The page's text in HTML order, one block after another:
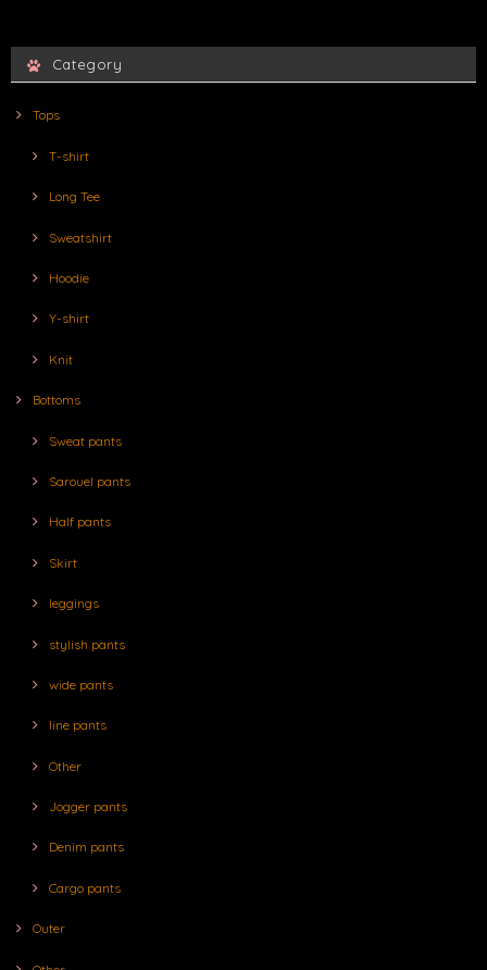
Category
Tops
T-shirt
Long Tee
Sweatshirt
Hoodie
Y-shirt
Knit
Bottoms
Sweat pants
Sarouel pants
Half pants
Skirt
leggings
stylish pants
wide pants
line pants
Other
Jogger pants
Denim pants
Cargo pants
Outer